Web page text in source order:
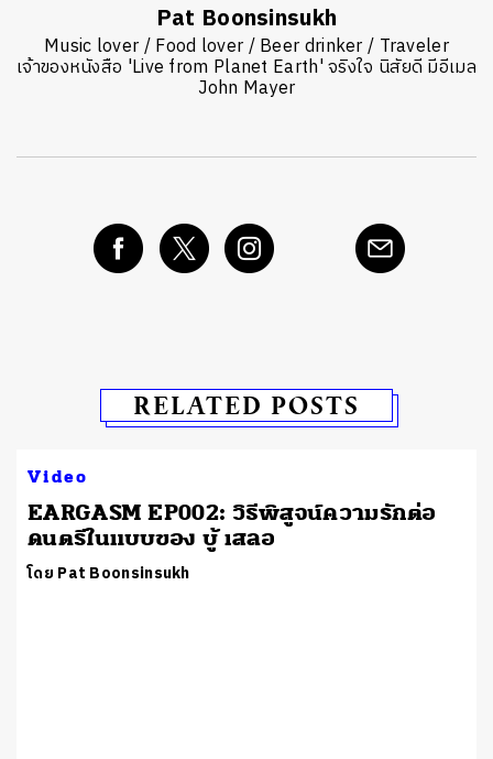
Pat Boonsinsukh
Music lover / Food lover / Beer drinker / Traveler
เจ้าของหนังสือ 'Live from Planet Earth' จริงใจ นิสัยดี มีอีเมล
John Mayer
RELATED POSTS
Video
EARGASM EP002: วิธีพิสูจน์ความรักต่อ
ดนตรีในแบบของ บู้ เสลอ
โดย Pat Boonsinsukh